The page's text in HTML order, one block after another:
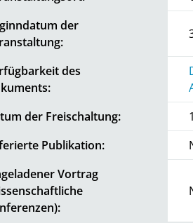
der
des
der Freischaltung:
Publikation:
Vortrag